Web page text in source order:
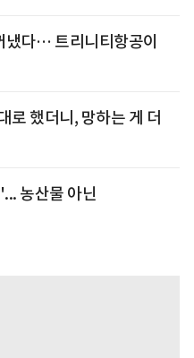
냈다… 트리니티항공이
로 했더니, 망하는 게 더
농산물 아닌